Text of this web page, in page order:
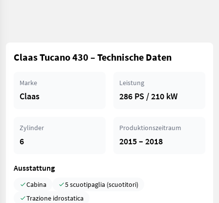
Claas Tucano 430 – Technische Daten
Marke
Claas
Leistung
286 PS / 210 kW
Zylinder
6
Produktionszeitraum
2015 – 2018
Ausstattung
Cabina
5 scuotipaglia (scuotitori)
Trazione idrostatica